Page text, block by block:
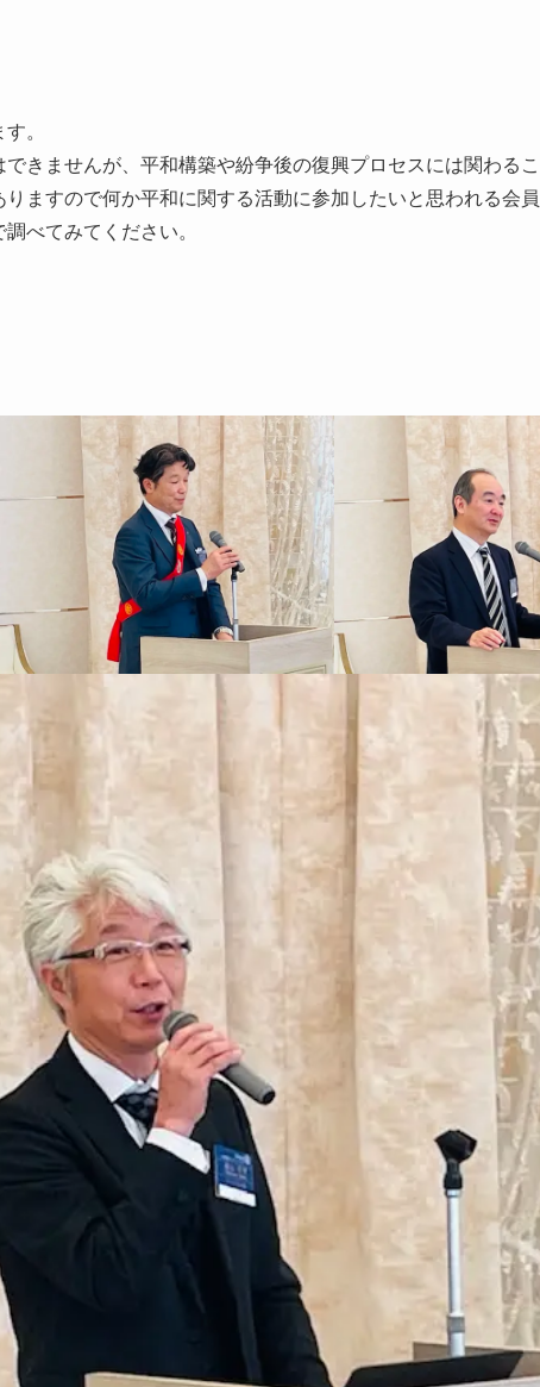
。
きませんが、平和構築や紛争後の復興プロセスには関わるこ
ますので何か平和に関する活動に参加したいと思われる会
べてみてください。